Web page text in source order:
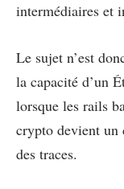
intermédiaires et
Le sujet n’est
la capacité d’un
lorsque les rails
crypto devient un
des traces.